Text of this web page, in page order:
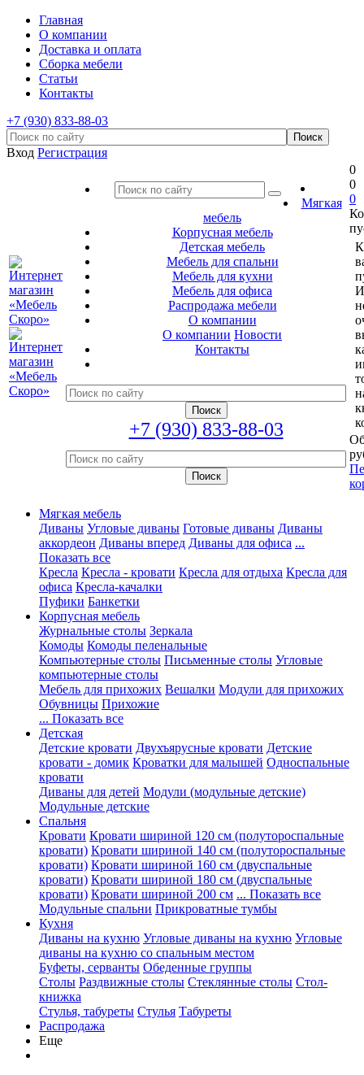
Главная
О компании
Доставка и оплата
Сборка мебели
Статьи
Контакты
+7 (930) 833-88-03
Вход Регистрация
Мягкая
мебель
Корпусная мебель
Детская мебель
Мебель для спальни
Мебель для кухни
Мебель для офиса
Распродажа мебели
О компании
О компании Новости
Контакты
+7 (930) 833-88-03
0
0
0
Мягкая мебель
Диваны Угловые диваны Готовые диваны Диваны
аккордеон Диваны вперед Диваны для офиса ...
Показать все
Кресла Кресла - кровати Кресла для отдыха Кресла для
офиса Кресла-качалки
Пуфики Банкетки
Корпусная мебель
Журнальные столы Зеркала
Комоды Комоды пеленальные
Компьютерные столы Письменные столы Угловые
компьютерные столы
Мебель для прихожих Вешалки Модули для прихожих
Обувницы Прихожие
... Показать все
Детская
Детские кровати Двухъярусные кровати Детские
кровати - домик Кроватки для малышей Односпальные
кровати
Диваны для детей Модули (модульные детские)
Модульные детские
Спальня
Кровати Кровати шириной 120 см (полутороспальные
кровати) Кровати шириной 140 см (полутороспальные
кровати) Кровати шириной 160 см (двуспальные
кровати) Кровати шириной 180 см (двуспальные
кровати) Кровати шириной 200 см ... Показать все
Модульные спальни Прикроватные тумбы
Кухня
Диваны на кухню Угловые диваны на кухню Угловые
диваны на кухню со спальным местом
Буфеты, серванты Обеденные группы
Столы Раздвижные столы Стеклянные столы Стол-
книжка
Стулья, табуреты Стулья Табуреты
Распродажа
Еще